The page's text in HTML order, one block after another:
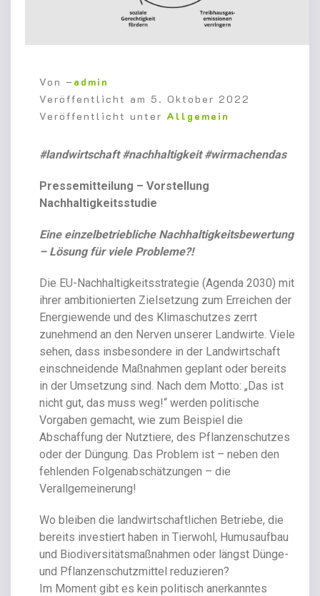
Von – admin
Veröffentlicht am 5. Oktober 2022
Veröffentlicht unter Allgemein
#landwirtschaft #nachhaltigkeit #wirmachendas
Pressemitteilung – Vorstellung
Nachhaltigkeitsstudie
Eine einzelbetriebliche Nachhaltigkeitsbewertung
– Lösung für viele Probleme?!
Die EU-Nachhaltigkeitsstrategie (Agenda 2030) mit
ihrer ambitionierten Zielsetzung zum Erreichen der
Energiewende und des Klimaschutzes zerrt
zunehmend an den Nerven unserer Landwirte. Viele
sehen, dass insbesondere in der Landwirtschaft
einschneidende Maßnahmen geplant oder bereits
in der Umsetzung sind. Nach dem Motto: „Das ist
nicht gut, das muss weg!“ werden politische
Vorgaben gemacht, wie zum Beispiel die
Abschaffung der Nutztiere, des Pflanzenschutzes
oder der Düngung. Das Problem ist – neben den
fehlenden Folgenabschätzungen – die
Verallgemeinerung!
Wo bleiben die landwirtschaftlichen Betriebe, die
bereits investiert haben in Tierwohl, Humusaufbau
und Biodiversitätsmaßnahmen oder längst Dünge-
und Pflanzenschutzmittel reduzieren?
Im Moment gibt es kein politisch anerkanntes